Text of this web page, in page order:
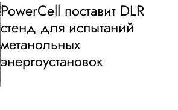
PowerCell поставит DLR
стенд для испытаний
метанольных
энергоустановок